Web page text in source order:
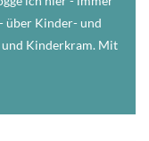
über Kinder- und
und Kinderkram. Mit